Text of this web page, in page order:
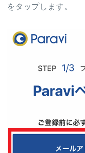
をタップします。